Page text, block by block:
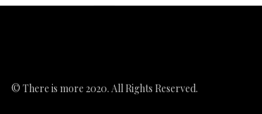
© There is more 2020. All Rights Reserved.